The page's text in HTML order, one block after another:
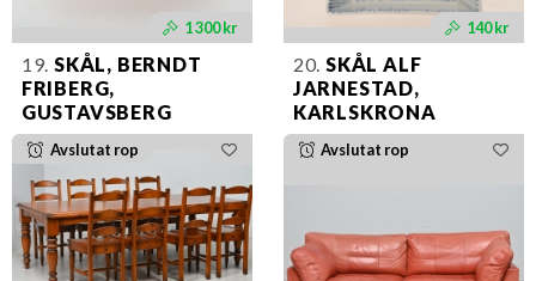
1 300 kr
19. SKÅL, BERNDT
FRIBERG,
GUSTAVSBERG
140 kr
20. SKÅL ALF
JARNESTAD,
KARLSKRONA
Avslutat rop Avslutat rop